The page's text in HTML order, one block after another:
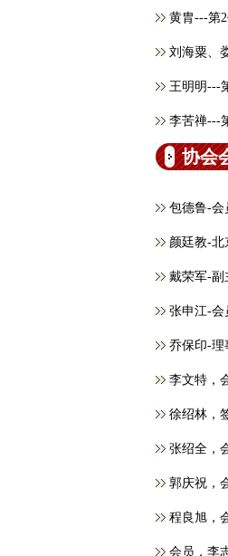
黄胄---第
刘海粟、
王明明---
李苦禅---
协会
包德鲁-会
颜廷教-北
戴荣军-副
张申江-会
乔保印-理
李文特，
徐绍林，
张绍全，
郭庆祝，
程良旭，
会员，​李